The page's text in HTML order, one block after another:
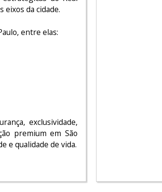
eixos da cidade.
entre elas:
exclusividade,
premium em São
e qualidade de vida.